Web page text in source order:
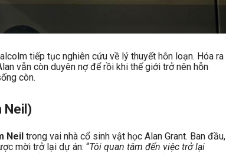
tiếp tục nghiên cứu về lý thuyết hỗn loạn. Hóa ra
vẫn còn duyên nợ để rồi khi thế giới trở nên hỗn
còn.
Neil)
Neil trong vai nhà cổ sinh vật học Alan Grant. Ban đầu,
mời trở lại dự án: “Tôi quan tâm đến việc trở lại